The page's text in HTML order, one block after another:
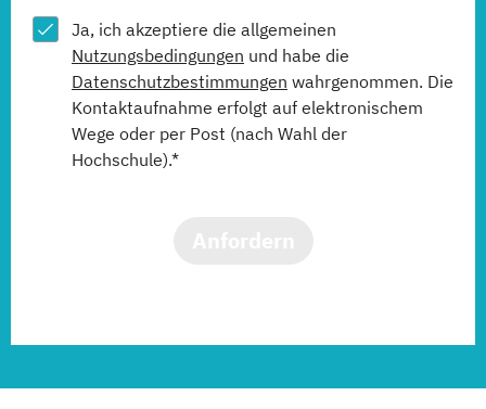
Ja, ich akzeptiere die allgemeinen
Nutzungsbedingungen und habe die
Datenschutzbestimmungen wahrgenommen. Die
Kontaktaufnahme erfolgt auf elektronischem
Wege oder per Post (nach Wahl der
Hochschule).*